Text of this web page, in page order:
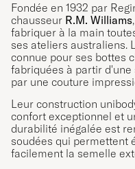
Fondée en 1932 par
chausseur R.M. Williams
fabriquer à la main
ses ateliers australiens.
connue pour ses bottes
fabriquées à partir
par une couture
Leur construction
confort exceptionnel et
durabilité inégalée est
soudées qui permettent
facilement la semelle